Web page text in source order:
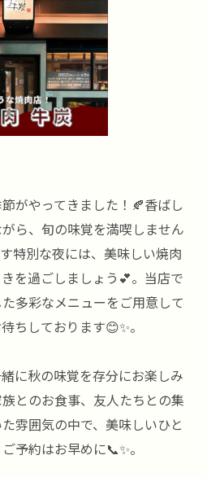
がやってきました！🍂香ばし
ら、旬の味覚を満喫しません
特別な夜には、美味しい焼肉
を過ごしましょう💕。当店で
多彩なメニューをご用意して
ちしております😊✨。
に秋の味覚を存分にお楽しみ
とのお食事、友人たちとの集
雰囲気の中で、美味しいひと
予約はお早めに📞✨。